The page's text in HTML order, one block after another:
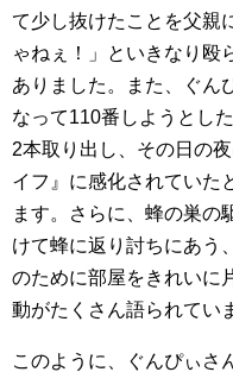
て少し抜けたことを父親
ゃねぇ！」といきなり殴
ありました。また、ぐん
なって110番しようとし
2本取り出し、その日の
イフ』に感化されていた
ます。さらに、蜂の巣の
けて蜂に返り討ちにあう
のために部屋をきれいに
動がたくさん語られてい
このように、ぐんぴぃさ